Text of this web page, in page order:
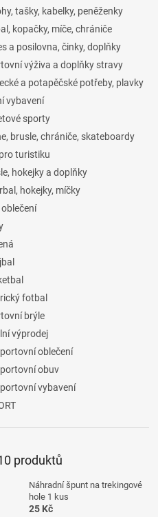
tašky, kabelky, peněženky
kopačky, míče, chrániče
a posilovna, činky, doplňky
výživa a doplňky stravy
a potapěčské potřeby, plavky
vybavení
sporty
brusle, chrániče, skateboardy
turistiku
hokejky a doplňky
hokejky, míčky
oblečení
fotbal
brýle
výprodej
oblečení
obuv
vybavení
produktů
Náhradní špunt na trekingové
hole 1 kus
25 Kč